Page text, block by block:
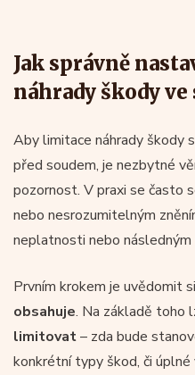
Jak správně
náhrady škody
Aby limitace náhrady škody
před soudem, je nezbytné
pozornost. V praxi se často
nebo nesrozumitelným
neplatnosti nebo následným
Prvním krokem je uvědomit
obsahuje. Na základě toho
limitovat– zda bude
konkrétní typy škod, či úplné